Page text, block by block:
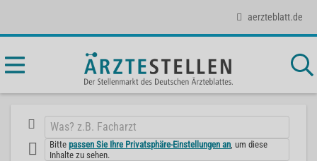
aerzteblatt.de
Bittepassen Sie Ihre Privatsphäre-Einstellungen an , um diese
Inhalte zu sehen.